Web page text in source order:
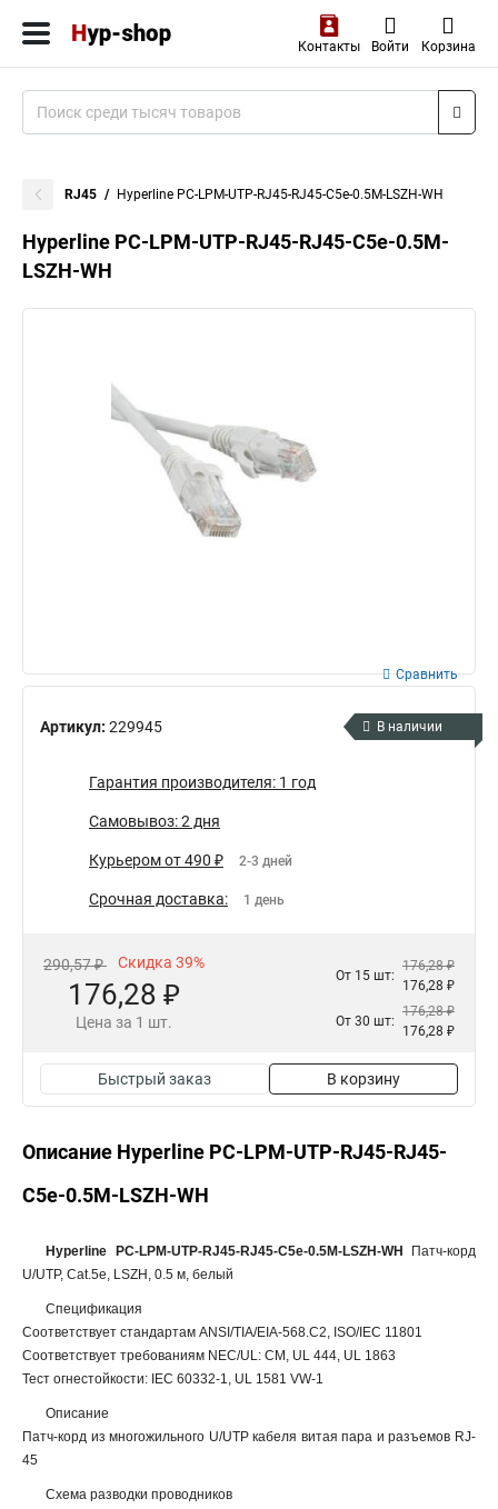
Контакты Войти Корзина
RJ45 Hyperline PC-LPM-UTP-RJ45-RJ45-C5e-0.5M-LSZH-WH
Hyperline PC-LPM-UTP-RJ45-RJ45-C5e-0.5M-
LSZH-WH
Артикул: 229945
Сравнить
В наличии
Гарантия производителя: 1 год
Самовывоз: 2 дня
Курьером от 490 ₽ 2-3 дней
Срочная доставка: 1 день
290,57 ₽ Скидка 39%
176,28 ₽
Цена за 1 шт.
От 15 шт:
176,28 ₽
176,28 ₽
От 30 шт:
176,28 ₽
176,28 ₽
Быстрый заказ В корзину
Описание Hyperline PC-LPM-UTP-RJ45-RJ45-
C5e-0.5M-LSZH-WH
Hyperline PC-LPM-UTP-RJ45-RJ45-C5e-0.5M-LSZH-WH
Патч-корд
U/UTP, Cat.5e, LSZH, 0.5 м, белый
Спецификация
Соответствует стандартам ANSI/TIA/EIA-568.C2, ISO/IEC 11801
Соответствует требованиям NEC/UL: CM, UL 444, UL 1863
Тест огнестойкости: IEC 60332-1, UL 1581 VW-1
Описание
Патч-корд из многожильного U/UTP кабеля витая пара и разъемов RJ-
45
Схема разводки проводников